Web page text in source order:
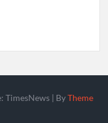
TimesNews | ByTheme